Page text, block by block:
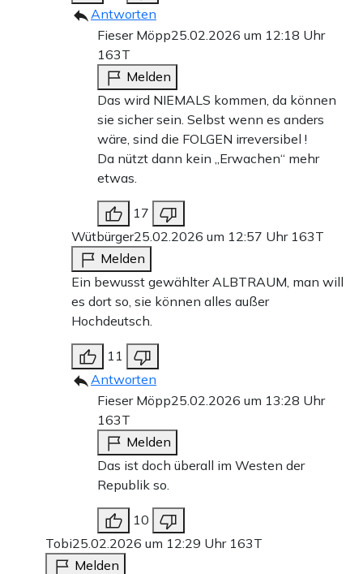
Antworten
Fieser Möpp25.02.2026 um 12:18 Uhr
163T
Melden
Das wird NIEMALS kommen, da können
sie sicher sein. Selbst wenn es anders
wäre, sind die FOLGEN irreversibel !
Da nützt dann kein „Erwachen“ mehr
etwas.
17
Wütbürger25.02.2026 um 12:57 Uhr 163T
Melden
Ein bewusst gewählter ALBTRAUM, man will
es dort so, sie können alles außer
Hochdeutsch.
11
Antworten
Fieser Möpp25.02.2026 um 13:28 Uhr
163T
Melden
Das ist doch überall im Westen der
Republik so.
10
Tobi25.02.2026 um 12:29 Uhr 163T
Melden